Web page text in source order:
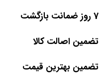
7 روز ضمانت بازگشت
تضمین اصالت کالا
تضمین بهترین قیمت